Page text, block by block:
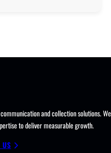
and collection solutions. We
to deliver measurable growth.